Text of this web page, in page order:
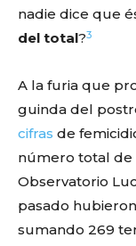
nadie dice que
del total?3
A la furia que
guinda del
cifras de
número total de
Observatorio
pasado hubieron
sumando 269